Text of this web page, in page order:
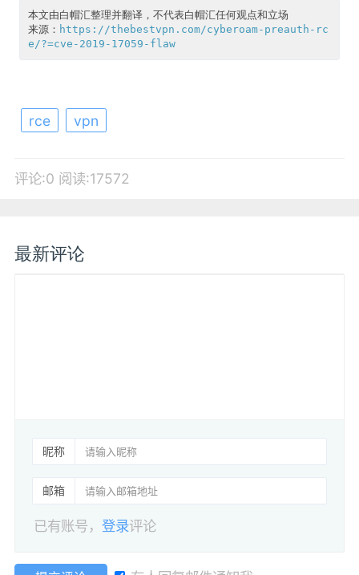
本文由白帽汇整理并翻译，不代表白帽汇任何观点和立场
来源： https://thebestvpn.com/cyberoam-preauth-rc
e/?=cve-2019-17059-flaw
rce vpn
评论:0 阅读:17572
最新评论
昵称
邮箱
已有账号，登录评论